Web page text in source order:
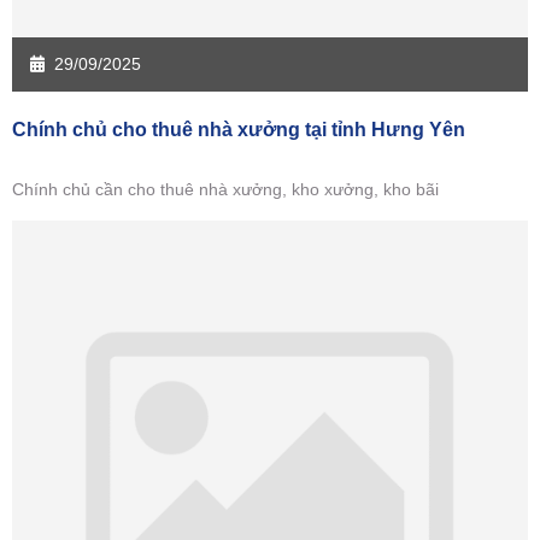
29/09/2025
Chính chủ cho thuê nhà xưởng tại tỉnh Hưng Yên
Chính chủ cần cho thuê nhà xưởng, kho xưởng, kho bãi